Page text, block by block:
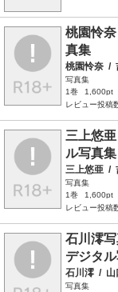
桃園怜
真集
桃園怜奈 /
写真集
1巻
1,600pt
レビュー投稿
三上悠
ル写真集
三上悠亜 /
写真集
1巻
1,600pt
レビュー投稿
石川澪
デジタ
石川澪 / 山
写真集